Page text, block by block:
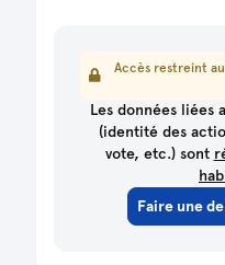
Accès restreint
Les données liées
(identité des
vote, etc.) sont
Faire une